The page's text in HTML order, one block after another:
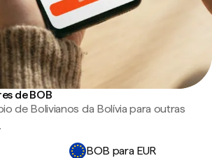
de BOB
de Bolivianos da Bolívia para outras
BOB para EUR